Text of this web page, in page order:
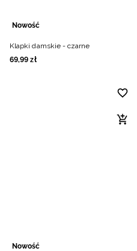
Nowość
Klapki damskie - czarne
69,99 zł
Nowość